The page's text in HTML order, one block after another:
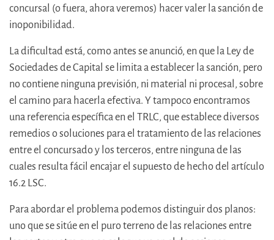
concursal (o fuera, ahora veremos) hacer valer la sanción de
inoponibilidad.
La dificultad está, como antes se anunció, en que la Ley de
Sociedades de Capital se limita a establecer la sanción, pero
no contiene ninguna previsión, ni material ni procesal, sobre
el camino para hacerla efectiva. Y tampoco encontramos
una referencia específica en el TRLC, que establece diversos
remedios o soluciones para el tratamiento de las relaciones
entre el concursado y los terceros, entre ninguna de las
cuales resulta fácil encajar el supuesto de hecho del artículo
16.2 LSC.
Para abordar el problema podemos distinguir dos planos:
uno que se sitúe en el puro terreno de las relaciones entre